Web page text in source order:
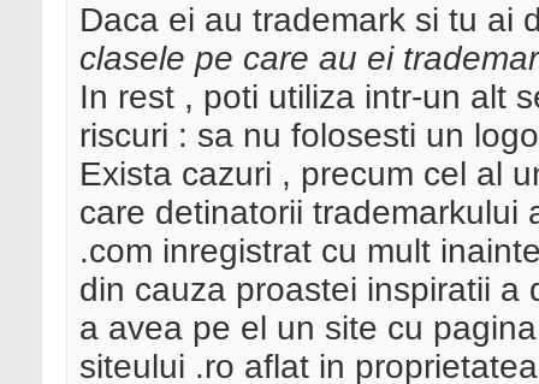
Daca ei au trademark si tu ai
clasele pe care au ei
In rest , poti utiliza intr-un alt
riscuri : sa nu folosesti un
Exista cazuri , precum cel al
care detinatorii trademarkului
.com inregistrat cu mult
din cauza proastei inspiratii a
a avea pe el un site cu
siteului .ro aflat in